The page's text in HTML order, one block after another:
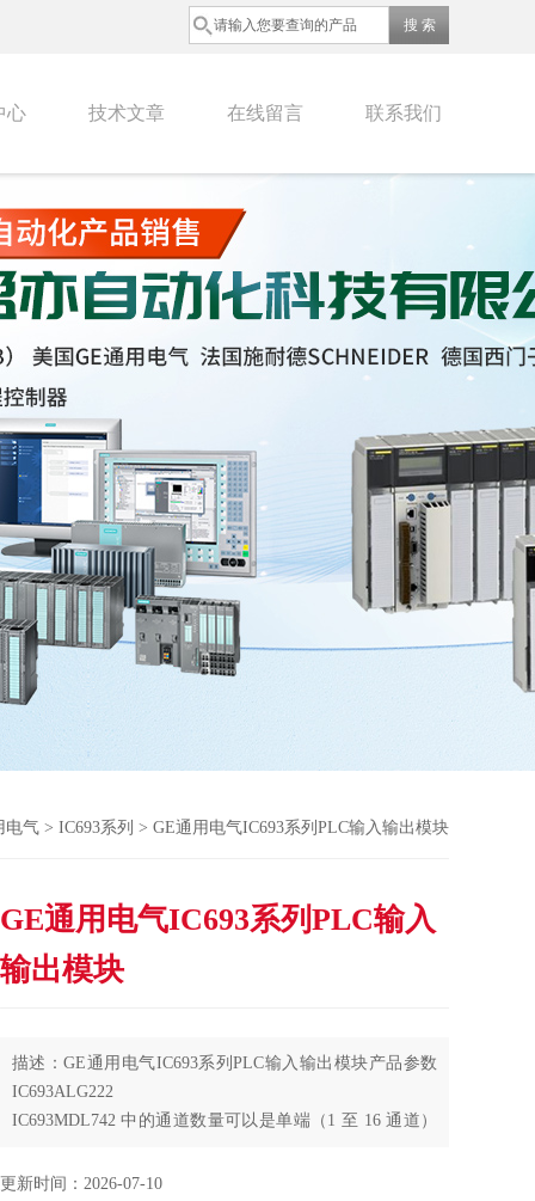
心 技术文章 在线留言 联系我们
电气 > IC693系列 > GE通用电气IC693系列PLC输入输出模块
GE通用电气IC693系列PLC输入
输出模块
描述：GE通用电气IC693系列PLC输入输出模块产品参数
IC693ALG222
IC693MDL742 中的通道数量可以是单端（1 至 16 通道）
线的 112mA，
更新时间：2026-07-10